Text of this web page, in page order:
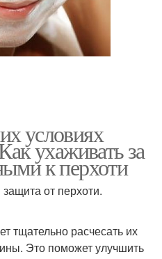
условиях
ухаживать за
к перхоти
от перхоти.
тщательно расчесать их
Это поможет улучшить